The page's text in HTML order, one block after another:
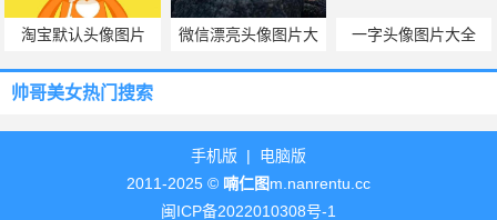
淘宝默认头像图片
微信漂亮头像图片大
全
一字头像图片大全
帅哥美女热门搜索
手机版 | 电脑版
2011-2025 © 喃仁图m.nanrentu.cc
闽ICP备2022010308号-1